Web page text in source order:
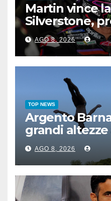
Martin vince
Silverstone,
e Bezzecchi
AGO 8, 2026
TOP NEWS
Argento
grandi
bis azzurro
AGO 8, 2026